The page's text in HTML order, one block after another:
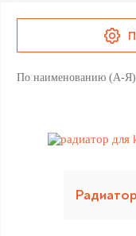
По наименованию (А-Я)